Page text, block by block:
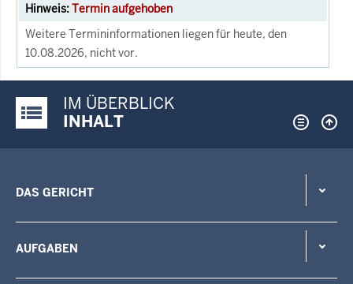
Termin aufgehoben
Weitere Termininformationen liegen für heute, den
10.08.2026, nicht vor.
Justiz-Portal im Überblick:
IM ÜBERBLICK
INHALT
DAS GERICHT
AUFGABEN